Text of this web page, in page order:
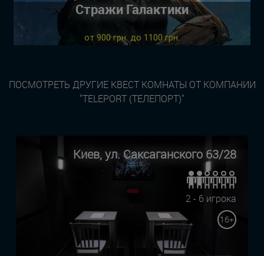
Стражи Галактики
от 900 грн. до 1100 грн.
ПОСМОТРЕТЬ ДРУГИЕ КВЕСТ КОМНАТЫ ОТ КОМПАНИИ
"TELEPORT (ТЕЛЕПОРТ)"
Киев, ул. Саксаганского 63/28
2 - 6 игрока
16+